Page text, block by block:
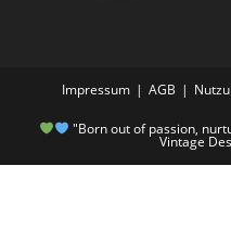
Impressum AGB
"Born out of passion,
Vintage